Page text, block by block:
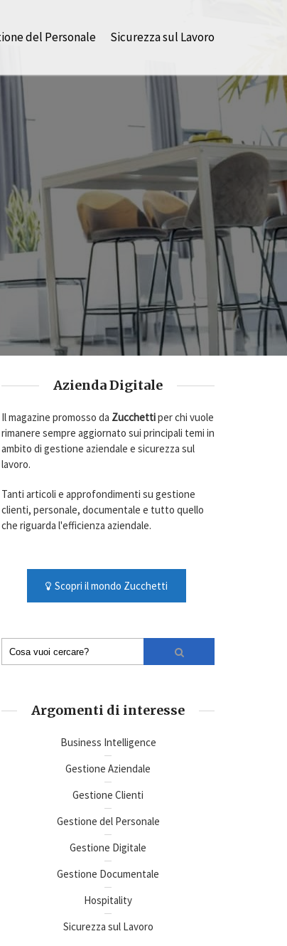
del Personale Sicurezza sul Lavoro
Azienda Digitale
Il magazine promosso da Zucchettiper chi vuole
rimanere sempre aggiornato sui principali temi in
ambito di gestione aziendale e sicurezza sul
lavoro.
Tanti articoli e approfondimenti su gestione
clienti, personale, documentale e tutto quello
che riguarda l'efficienza aziendale.
Scopri il mondo Zucchetti
Argomenti di interesse
Business Intelligence
Gestione Aziendale
Gestione Clienti
Gestione del Personale
Gestione Digitale
Gestione Documentale
Hospitality
Sicurezza sul Lavoro